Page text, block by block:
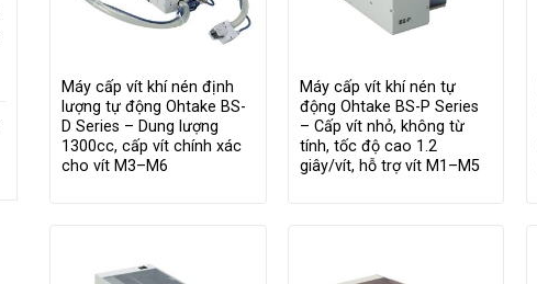
Máy cấp vít khí nén định
lượng tự động Ohtake BS-
D Series – Dung lượng
1300cc, cấp vít chính xác
cho vít M3–M6
Máy cấp vít khí nén tự
động Ohtake BS-P Series
– Cấp vít nhỏ, không từ
tính, tốc độ cao 1.2
giây/vít, hỗ trợ vít M1–M5